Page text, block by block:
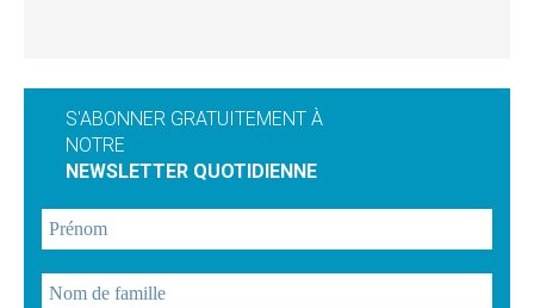
S'ABONNER GRATUITEMENT À
NOTRE
NEWSLETTER QUOTIDIENNE